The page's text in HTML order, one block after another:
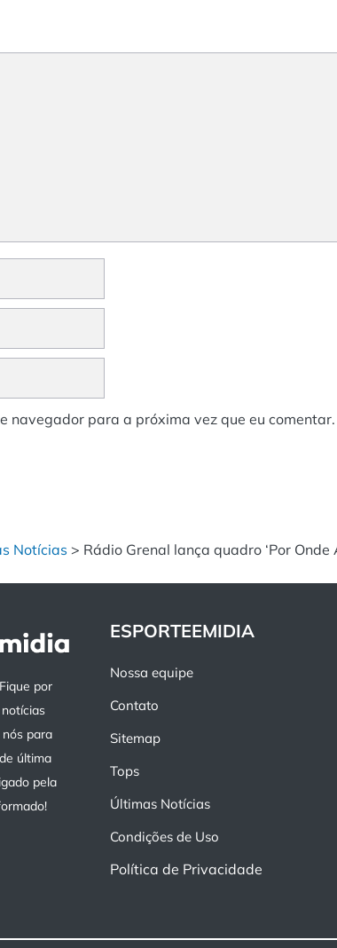
navegador para a próxima vez que eu comentar.
Notícias > Rádio Grenal lança quadro ‘Por
por
para
última
pela
ESPORTEEMIDIA
Nossa equipe
Contato
Sitemap
Tops
Últimas Notícias
Condições de Uso
Política de Privacidade